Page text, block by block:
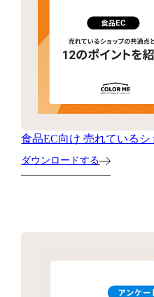
食品EC向け 売れている
ダウンロードする